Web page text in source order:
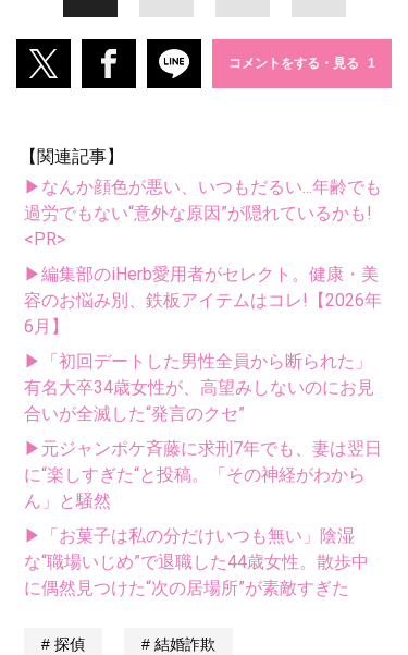
コメントをする・見る
【関連記事】
▶なんか顔色が悪い、いつもだるい...年齢でも
過労でもない“意外な原因”が隠れているかも!
<PR>
▶編集部のiHerb愛用者がセレクト。健康・美
容のお悩み別、鉄板アイテムはコレ!【2026年
6月】
▶「初回デートした男性全員から断られた」
有名大卒34歳女性が、高望みしないのにお見
合いが全滅した“発言のクセ”
▶元ジャンポケ斉藤に求刑7年でも、妻は翌日
に“楽しすぎた“と投稿。「その神経がわから
ん」と騒然
▶「お菓子は私の分だけいつも無い」陰湿
な“職場いじめ”で退職した44歳女性。散歩中
に偶然見つけた“次の居場所”が素敵すぎた
探偵 結婚詐欺